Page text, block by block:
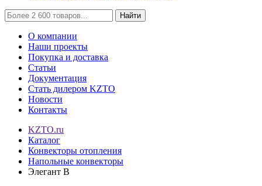
Найти
О компании
Наши проекты
Покупка и доставка
Статьи
Документация
Стать дилером KZTO
Новости
Контакты
KZTO.ru
Каталог
Конвекторы отопления
Напольные конвекторы
Элегант В